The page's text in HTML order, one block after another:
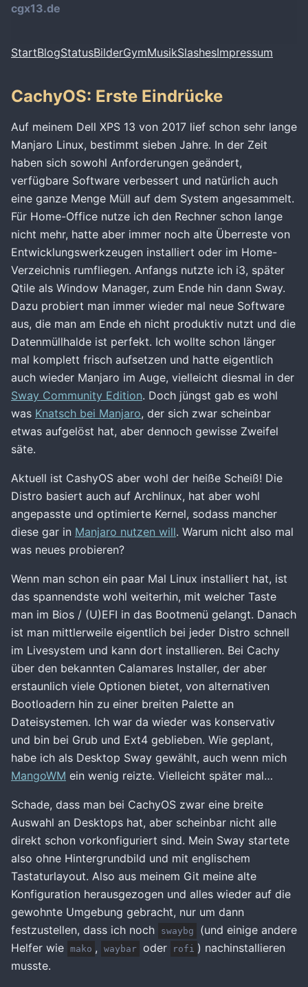
cgx13.de
StartBlogStatusBilderGymMusikSlashesImpressum
CachyOS: Erste Eindrücke
Auf meinem Dell XPS 13 von 2017 lief schon sehr lange
Manjaro Linux, bestimmt sieben Jahre. In der Zeit
haben sich sowohl Anforderungen geändert,
verfügbare Software verbessert und natürlich auch
eine ganze Menge Müll auf dem System angesammelt.
Für Home-Office nutze ich den Rechner schon lange
nicht mehr, hatte aber immer noch alte Überreste von
Entwicklungswerkzeugen installiert oder im Home-
Verzeichnis rumfliegen. Anfangs nutzte ich i3, später
Qtile als Window Manager, zum Ende hin dann Sway.
Dazu probiert man immer wieder mal neue Software
aus, die man am Ende eh nicht produktiv nutzt und die
Datenmüllhalde ist perfekt. Ich wollte schon länger
mal komplett frisch aufsetzen und hatte eigentlich
auch wieder Manjaro im Auge, vielleicht diesmal in der
Sway Community Edition. Doch jüngst gab es wohl
was Knatsch bei Manjaro, der sich zwar scheinbar
etwas aufgelöst hat, aber dennoch gewisse Zweifel
säte.
Aktuell ist CashyOS aber wohl der heiße Scheiß! Die
Distro basiert auch auf Archlinux, hat aber wohl
angepasste und optimierte Kernel, sodass mancher
diese gar in Manjaro nutzen will. Warum nicht also mal
was neues probieren?
Wenn man schon ein paar Mal Linux installiert hat, ist
das spannendste wohl weiterhin, mit welcher Taste
man im Bios / (U)EFI in das Bootmenü gelangt. Danach
ist man mittlerweile eigentlich bei jeder Distro schnell
im Livesystem und kann dort installieren. Bei Cachy
über den bekannten Calamares Installer, der aber
erstaunlich viele Optionen bietet, von alternativen
Bootloadern hin zu einer breiten Palette an
Dateisystemen. Ich war da wieder was konservativ
und bin bei Grub und Ext4 geblieben. Wie geplant,
habe ich als Desktop Sway gewählt, auch wenn mich
MangoWM ein wenig reizte. Vielleicht später mal…
Schade, dass man bei CachyOS zwar eine breite
Auswahl an Desktops hat, aber scheinbar nicht alle
direkt schon vorkonfiguriert sind. Mein Sway startete
also ohne Hintergrundbild und mit englischem
Tastaturlayout. Also aus meinem Git meine alte
Konfiguration herausgezogen und alles wieder auf die
gewohnte Umgebung gebracht, nur um dann
festzustellen, dass ich noch
swaybg
(und einige andere
Helfer wie mako , waybar oder rofi ) nachinstallieren
musste.